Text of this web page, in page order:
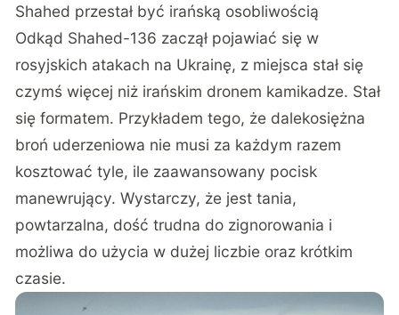
Shahed przestał być irańską osobliwością
Odkąd Shahed-136 zaczął pojawiać się w
rosyjskich atakach na Ukrainę, z miejsca stał się
czymś więcej niż irańskim dronem kamikadze. Stał
się formatem. Przykładem tego, że dalekosiężna
broń uderzeniowa nie musi za każdym razem
kosztować tyle, ile zaawansowany pocisk
manewrujący. Wystarczy, że jest tania,
powtarzalna, dość trudna do zignorowania i
możliwa do użycia w dużej liczbie oraz krótkim
czasie.